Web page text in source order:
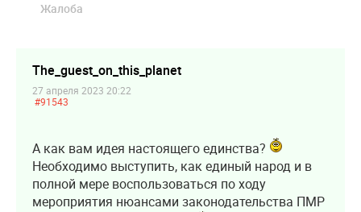
Жалоба
The_guest_on_this_planet
27 апреля 2023 20:22
#91543
А как вам идея настоящего единства?
Необходимо выступить, как единый народ и в
полной мере воспользоваться по ходу
мероприятия нюансами законодательства ПМР